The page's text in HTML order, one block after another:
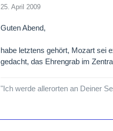
25. April 2009
Guten Abend,
habe letztens gehört, Mozart sei
gedacht, das Ehrengrab im
"Ich werde allerorten an Deiner